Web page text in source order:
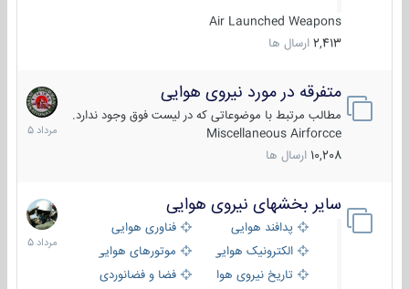
Air Launched Weapons
2,413 ارسال ها
متفرقه در مورد نیروی هوایی
مطالب مرتبط با موضوعاتی که در لیست فوق وجود ندارد.
Miscellaneous Airforcce
10,208 ارسال ها
7
مرداد
1405
سایر بخشهای نیروی هوایی
پدافند هوایی
فناوری هوایی
الکترونیک هوایی
موتورهای هوایی
تاریخ نیروی هوایی
فضا و فضانوردی
2
مرداد
1405